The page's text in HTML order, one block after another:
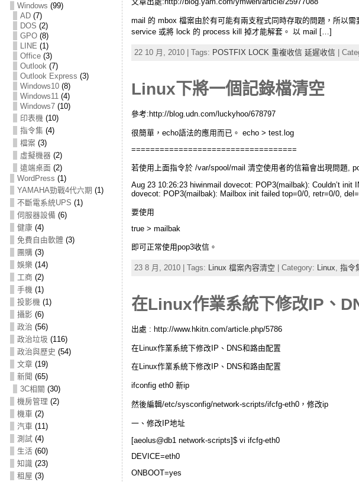
Windows (99)
AD(7)
DOS (2)
GPO(8)
LINE (1)
Office(3)
Outlook(7)
Outlook Express (3)
Windows10(8)
Windows11(4)
Windows7(10)
印表機 (10)
指令集 (4)
檔案 (3)
虛擬機器 (2)
遠端桌面 (2)
WordPress (1)
YAMAHA勁戰4代六期 (1)
不斷電系統UPS (1)
伺服器設備 (6)
健康(4)
免費自由軟體 (3)
團購(3)
娛樂 (14)
工商 (2)
手機 (1)
投影機 (1)
攝影 (6)
政治 (56)
政治垃圾 (116)
政治與歷史 (54)
文章 (19)
新聞 (65)
3C相關 (30)
機房管理 (2)
機車(2)
汽車(11)
測試(4)
生活(60)
知識 (23)
租屋 (3)
mail 的 mbox 檔案由於有可能有兩支程式同時存取的問題，所以
service 或將 lock 的 process kill 掉才能解套。 以 mail […]
22 10 月, 2010 | Tags: POSTFIX LOCK 重複收信 延遲收信 |
Linux下將一個記錄檔清空
參考:http://blog.udn.com/luckyhoo/678797
很簡單，echo語法的應用而已。 echo > test.log
===================================
若使用上面指令於 /var/spool/mail 清空使用者的信箱會出現問題,
Aug 23 10:26:23 hiwinmail dovecot: POP3(mailbak): Couldn’t init
dovecot: POP3(mailbak): Mailbox init failed top=0/0, retr=0/0,
要使用
true > mailbak
即可正常使用pop3收信。
23 8 月, 2010 | Tags: Linux 檔案內容清空 | Category: Linux, 指令
在Linux作業系統下修改IP、
出處 : http://www.hkitn.com/article.php/5786
在Linux作業系統下修改IP、DNS和路由配置
在Linux作業系統下修改IP、DNS和路由配置
ifconfig eth0 新ip
然後編輯/etc/sysconfig/network-scripts/ifcfg-eth0，修改ip
一、修改IP地址
[aeolus@db1 network-scripts]$ vi ifcfg-eth0
DEVICE=eth0
ONBOOT=yes